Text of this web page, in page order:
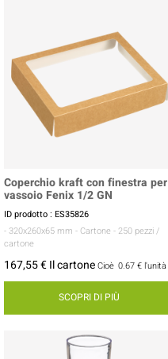
Coperchio kraft con finestra per
vassoio Fenix 1/2 GN
ID prodotto : ES35826
- 320x260x65 mm - Cartone - 250 pezzi /
cartone
167,55 € Il cartoneCioè 0.67 € l'unità
SCOPRI DI PIÙ